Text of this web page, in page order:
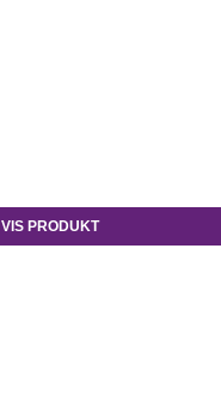
VIS PRODUKT